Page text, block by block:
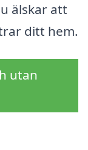
älskar att
ditt hem.
utan